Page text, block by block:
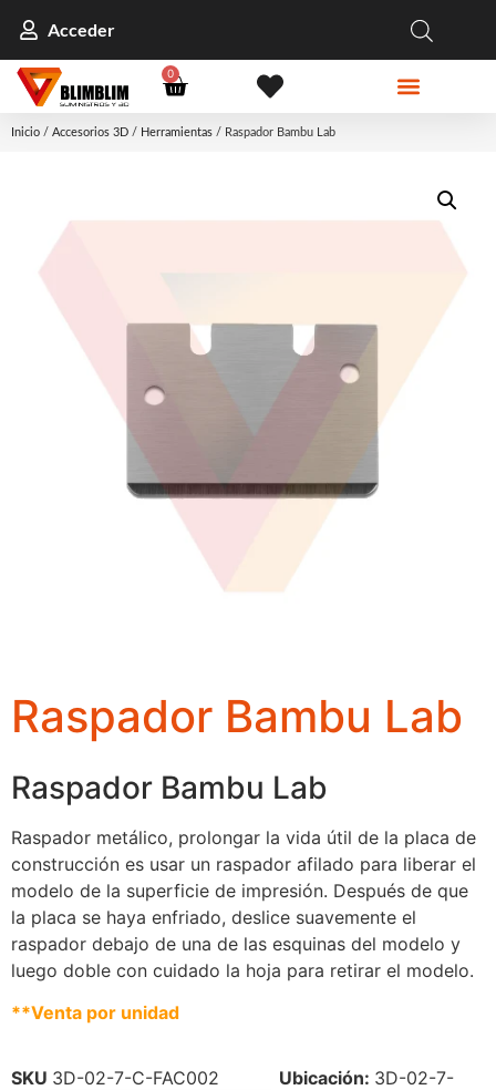
Acceder
0
Inicio / Accesorios 3D / Herramientas / Raspador Bambu Lab
Raspador Bambu Lab
Raspador Bambu Lab
Raspador metálico, prolongar la vida útil de la placa de
construcción es usar un raspador afilado para liberar el
modelo de la superficie de impresión. Después de que
la placa se haya enfriado, deslice suavemente el
raspador debajo de una de las esquinas del modelo y
luego doble con cuidado la hoja para retirar el modelo.
**Venta por unidad
SKU 3D-02-7-C-FAC002
Ubicación: 3D-02-7-